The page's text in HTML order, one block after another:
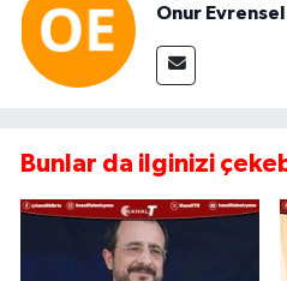
Onur Evrensel
Bunlar da ilginizi